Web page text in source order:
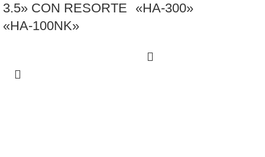
3.5» CON RESORTE
«HA-100NK»
«HA-300»